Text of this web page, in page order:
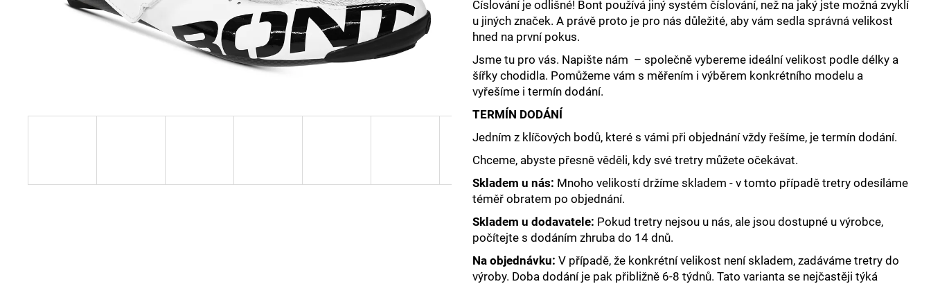
Číslování je odlišné! Bont používá jiný systém číslování, než na jaký jste možná zvyklí
u jiných značek. A právě proto je pro nás důležité, aby vám sedla správná velikost
hned na první pokus.
Jsme tu pro vás. Napište nám – společně vybereme ideální velikost podle délky a
šířky chodidla. Pomůžeme vám s měřením i výběrem konkrétního modelu a
vyřešíme i termín dodání.
TERMÍN DODÁNÍ
Jedním z klíčových bodů, které s vámi při objednání vždy řešíme, je termín dodání.
Chceme, abyste přesně věděli, kdy své tretry můžete očekávat.
Skladem u nás: Mnoho velikostí držíme skladem - v tomto případě tretry odesíláme
téměř obratem po objednání.
Skladem u dodavatele: Pokud tretry nejsou u nás, ale jsou dostupné u výrobce,
počítejte s dodáním zhruba do 14 dnů.
Na objednávku: V případě, že konkrétní velikost není skladem, zadáváme tretry do
výroby. Doba dodání je pak přibližně 6-8 týdnů. Tato varianta se nejčastěji týká
PRECISION FUEL AND HYDRATION -
ORIGINAL
PRECISION FUEL AND HYDRATION -
TUBE1500
259 Kč
PRECISION FUEL AND HYDRATION -
CAFFEINE
79 Kč